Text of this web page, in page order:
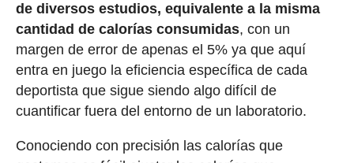
de diversos estudios, equivalente a la misma
cantidad de calorías consumidas, con un
margen de error de apenas el 5% ya que aquí
entra en juego la eficiencia específica de cada
deportista que sigue siendo algo difícil de
cuantificar fuera del entorno de un laboratorio.
Conociendo con precisión las calorías que